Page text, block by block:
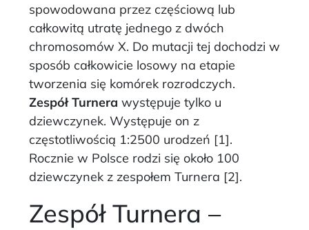
spowodowana przez częściową lub
całkowitą utratę jednego z dwóch
chromosomów X. Do mutacji tej dochodzi w
sposób całkowicie losowy na etapie
tworzenia się komórek rozrodczych.
Zespół Turnera występuje tylko u
dziewczynek. Występuje on z
częstotliwością 1:2500 urodzeń [1].
Rocznie w Polsce rodzi się około 100
dziewczynek z zespołem Turnera [2].
Zespół Turnera –